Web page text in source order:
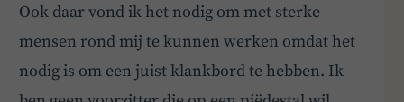
Ook daar vond ik het nodig om met sterke
mensen rond mij te kunnen werken omdat het
nodig is om een juist klankbord te hebben. Ik